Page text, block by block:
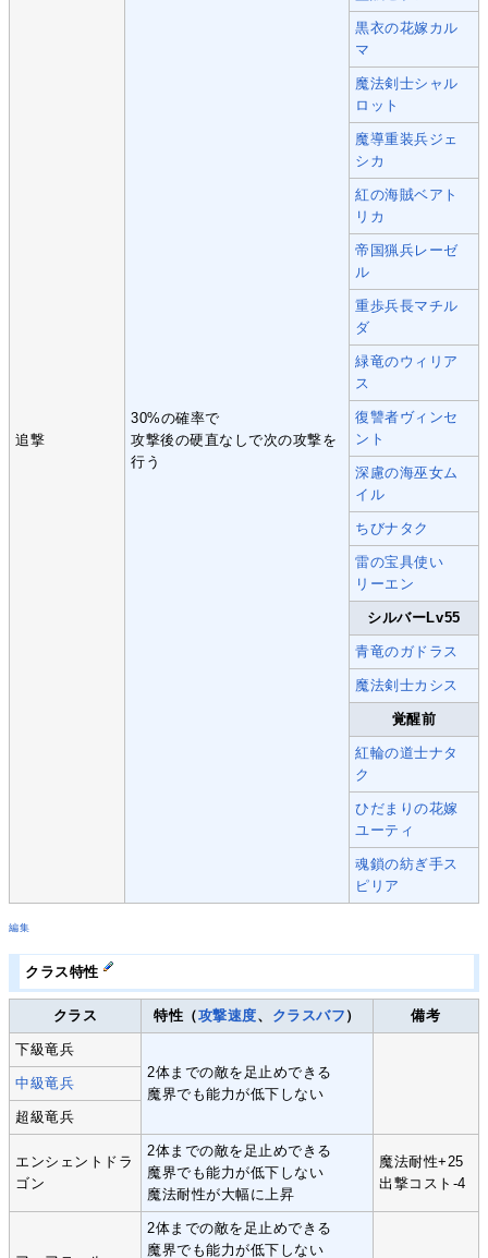
追撃
30%の確率で
攻撃後の硬直なしで次の攻撃を
行う
黒衣の花嫁カル
マ
魔法剣士シャル
ロット
魔導重装兵ジェ
シカ
紅の海賊ベアト
リカ
帝国猟兵レーゼ
ル
重歩兵長マチル
ダ
緑竜のウィリア
ス
復讐者ヴィンセ
ント
深慮の海巫女ム
イル
ちびナタク
雷の宝具使い
リーエン
シルバーLv55
青竜のガドラス
魔法剣士カシス
覚醒前
紅輪の道士ナタ
ク
ひだまりの花嫁
ユーティ
魂鎖の紡ぎ手ス
ピリア
編集
クラス特性
クラス 特性（攻撃速度、 クラスバフ ） 備考
下級竜兵
2体までの敵を足止めできる
魔界でも能力が低下しない
中級竜兵
超級竜兵
エンシェントドラ
ゴン
2体までの敵を足止めできる
魔界でも能力が低下しない
魔法耐性が大幅に上昇
魔法耐性+25
出撃コスト-4
2体までの敵を足止めできる
魔界でも能力が低下しない